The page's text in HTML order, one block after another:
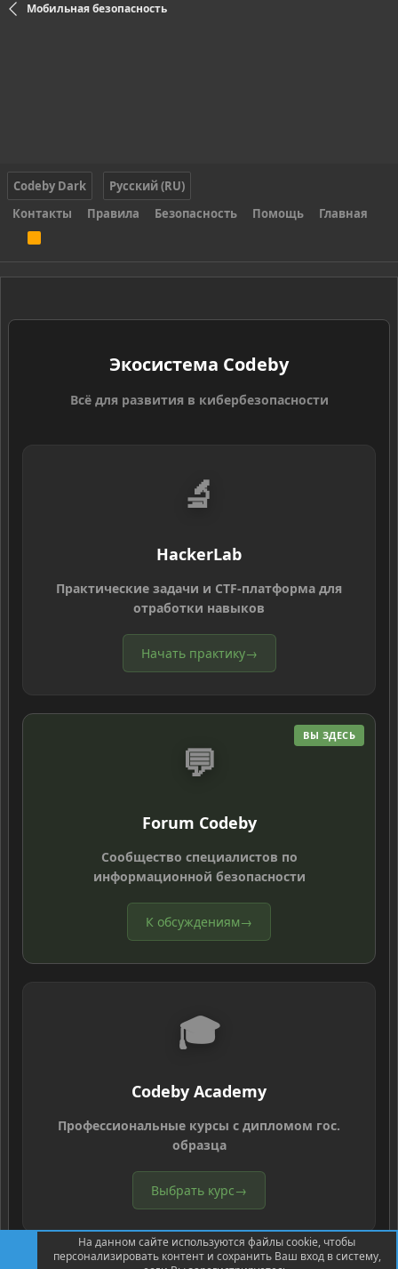
Мобильная безопасность
Codeby Dark
Русский (RU)
Контакты
Правила Безопасность Помощь Главная
S
Экосистема Codeby
Всё для развития в кибербезопасности
🔬
HackerLab
Практические задачи и CTF-платформа для
отработки навыков
Начать практику→
ВЫ ЗДЕСЬ
💬
Forum Codeby
Сообщество специалистов по
информационной безопасности
К обсуждениям→
🎓
Codeby Academy
Профессиональные курсы с дипломом гос.
образца
Выбрать курс→
На данном сайте используются файлы cookie, чтобы
персонализировать контент и сохранить Ваш вход в систему,